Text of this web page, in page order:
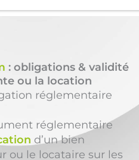
: obligations & validité
ou la location
réglementaire
réglementaire
d’un bien
ou le locataire sur les